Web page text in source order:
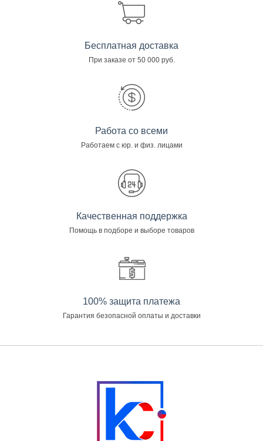
Бесплатная доставка
При заказе от 50 000 руб.
Работа со всеми
Работаем с юр. и физ. лицами
Качественная поддержка
Помощь в подборе и выборе товаров
100% защита платежа
Гарантия безопасной оплаты и доставки